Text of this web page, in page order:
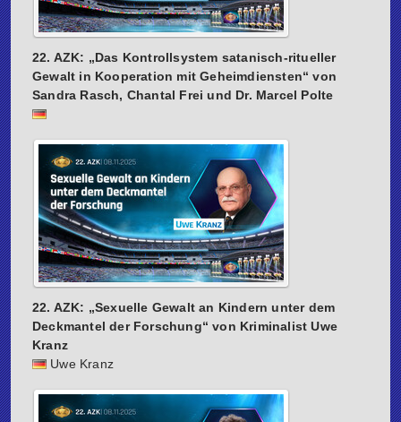
22. AZK: „Das Kontrollsystem satanisch-ritueller
Gewalt in Kooperation mit Geheimdiensten“ von
Sandra Rasch, Chantal Frei und Dr. Marcel Polte
22. AZK: „Sexuelle Gewalt an Kindern unter dem
Deckmantel der Forschung“ von Kriminalist Uwe
Kranz
Uwe Kranz